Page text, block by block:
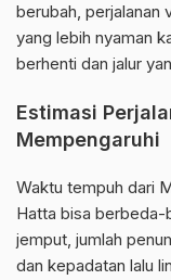
berubah, perjalanan
yang lebih nyaman
berhenti dan jalur
Estimasi
Mempengaruhi
Waktu tempuh dari
Hatta bisa berbeda-
jemput, jumlah
dan kepadatan lalu